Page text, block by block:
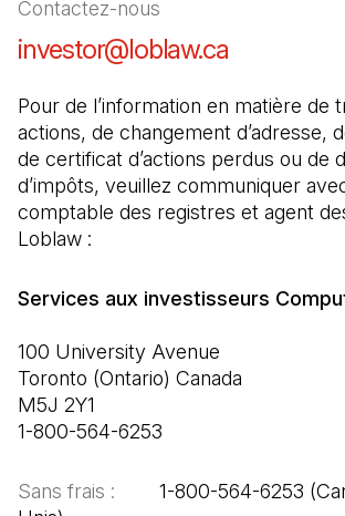
Contactez-nous
investor@loblaw.ca
Pour de l’information en matière de
actions, de changement d’adresse,
de certificat d’actions perdus ou de
d’impôts, veuillez communiquer
comptable des registres et agent
Loblaw :
100 University Avenue
Toronto (Ontario) Canada
M5J 2Y1
1-800-564-6253
Sans frais :
1-800-564-6253